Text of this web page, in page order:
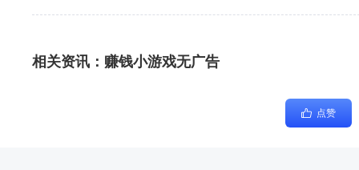
相关资讯： 赚钱小游戏无广告
点赞